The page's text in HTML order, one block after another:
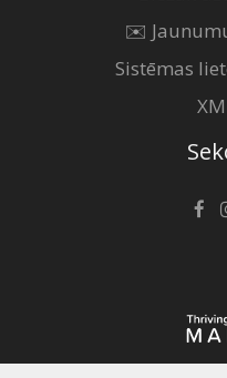
✉️
Sistēmas